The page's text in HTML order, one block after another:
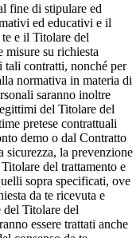
fine di stipulare ed
ed educativi e il
e il Titolare del
misure su richiesta
tali contratti, nonché per
normativa in materia di
saranno inoltre
del Titolare del
pretese contrattuali
demo o dal Contratto
la prevenzione
del trattamento e
sopra specificati, ove
da te ricevuta e
Titolare del
essere trattati anche